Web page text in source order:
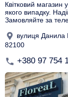
Квітковий
якого випадку.
Замовляйте за
вулиця Данила
82100
+380 97 754